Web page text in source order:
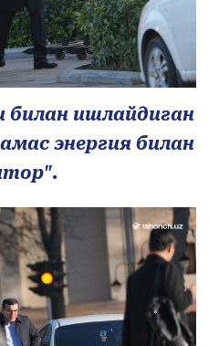
билан ишлайдиган
энергия билан